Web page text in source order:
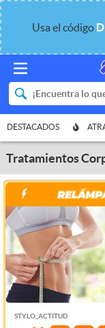
Usa el código
DESTACADOS
Tratamientos
STYLO_ACTITUD